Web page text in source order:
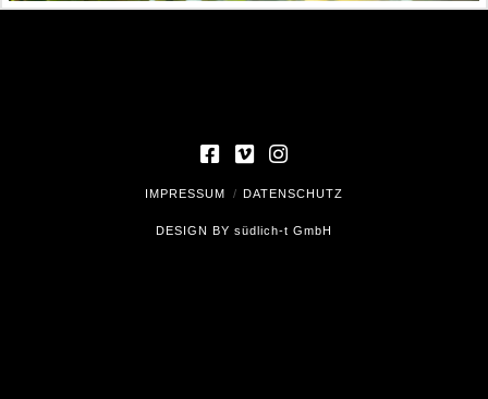
IMPRESSUM DATENSCHUTZ
DESIGN BY südlich-t GmbH